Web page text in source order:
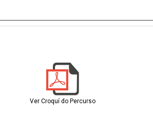
Ver Croquí do Percurso